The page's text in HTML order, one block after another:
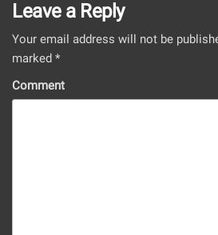
Leave a Reply
Your email address will not be
marked *
Comment